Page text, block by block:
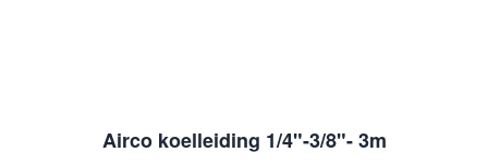
Airco koelleiding 1/4"-3/8"- 3m